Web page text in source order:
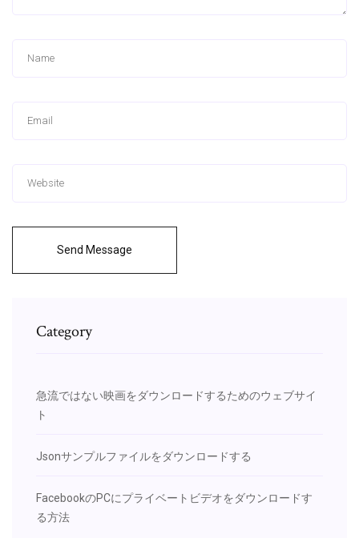
Send Message
Category
急流ではない映画をダウンロードするためのウェブサイ
ト
Jsonサンプルファイルをダウンロードする
FacebookのPCにプライベートビデオをダウンロードす
る方法